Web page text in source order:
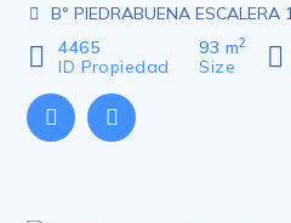
B° PIEDRABUENA ESCALERA
4465
ID Propiedad
93 m2
Size